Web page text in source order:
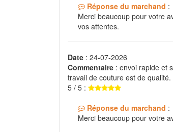
Réponse du marchand :
Merci beaucoup pour votre
vos attentes.
Date : 24-07-2026
Commentaire : envoi rapide et
travail de couture est de qualité.
5 / 5 :
Réponse du marchand :
Merci beaucoup pour votre